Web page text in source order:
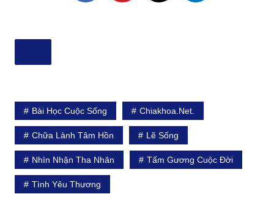
Bài Học Cuộc Sống Chiakhoa.net.
Chữa Lành Tâm Hồn Lẽ Sống
Nhìn Nhận Tha Nhân Tấm Gương Cuộc Đời
Tình Yêu Thương